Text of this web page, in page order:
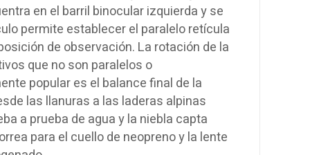
en el barril binocular izquierda y se
permite establecer el paralelo retícula
de observación. La rotación de la
que no son paralelos o
popular es el balance final de la
las llanuras a las laderas alpinas
a prueba de agua y la niebla capta
para el cuello de neopreno y la lente